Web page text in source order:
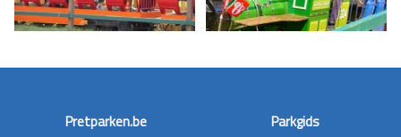
Pretparken.be
Parkgids